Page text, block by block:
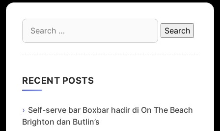
Search
for:
RECENT POSTS
Self-serve bar Boxbar hadir di On The Beach
Brighton dan Butlin’s